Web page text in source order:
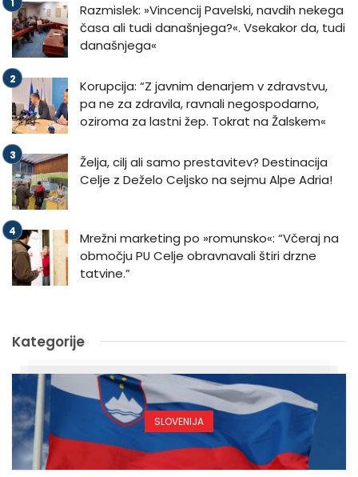
Razmislek: »Vincencij Pavelski, navdih nekega
časa ali tudi današnjega?«. Vsekakor da, tudi
današnjega«
Korupcija: “Z javnim denarjem v zdravstvu,
pa ne za zdravila, ravnali negospodarno,
oziroma za lastni žep. Tokrat na Žalskem«
Želja, cilj ali samo prestavitev? Destinacija
Celje z Deželo Celjsko na sejmu Alpe Adria!
Mrežni marketing po »romunsko«: “Včeraj na
območju PU Celje obravnavali štiri drzne
tatvine.”
Kategorije
SLOVENIJA